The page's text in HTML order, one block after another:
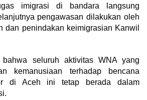
imigrasi di bandara langsung
pengawasan dilakukan oleh
dan penindakan keimigrasian Kanwil
bahwa seluruh aktivitas WNA yang
kemanusiaan terhadap bencana
di Aceh ini tetap berada dalam